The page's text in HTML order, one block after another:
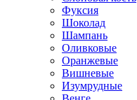
Фуксия
Шоколад
Шампань
Оливковые
Оранжевые
Вишневые
Изумрудные